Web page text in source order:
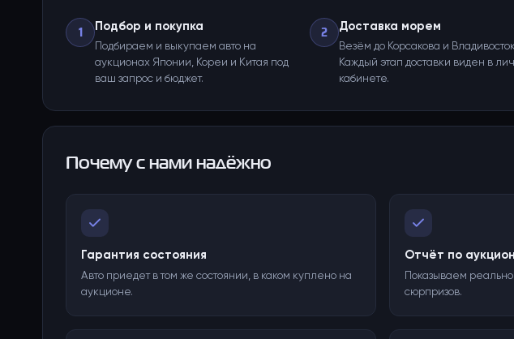
1 Подбор и покупка
Подбираем и выкупаем авто на
аукционах Японии, Кореи и Китая под
ваш запрос и бюджет.
2 Доставка морем
Везём до Корсакова и
Каждый этап доставки виден в
кабинете.
Почему с нами надёжно
Гарантия состояния
Авто приедет в том же состоянии, в каком куплено на
аукционе.
Отчёт по
Показываем
сюрпризов.